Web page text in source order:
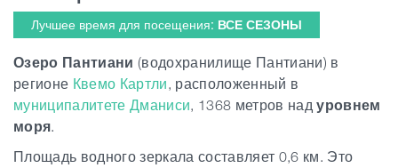
Лучшее время для посещения: ВСЕ СЕЗОНЫ
Озеро Пантиани (водохранилище Пантиани) в
регионе Квемо Картли, расположенный в
муниципалитете Дманиси, 1368 метров надуровнем
моря.
Площадь водного зеркала составляет 0,6 км. Это